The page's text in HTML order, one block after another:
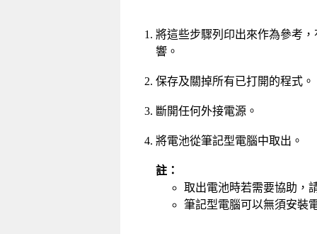
將這些步驟列印出來作為參考
響。
保存及關掉所有已打開的程式
斷開任何外接電源。
將電池從筆記型電腦中取出。
註：
取出電池時若需要協助，
筆記型電腦可以無須安裝